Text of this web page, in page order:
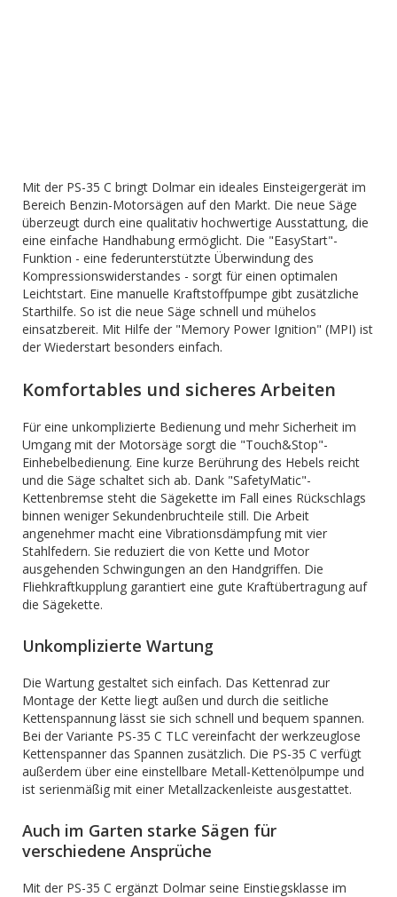
Mit der PS-35 C bringt Dolmar ein ideales Einsteigergerät im
Bereich Benzin-Motorsägen auf den Markt. Die neue Säge
überzeugt durch eine qualitativ hochwertige Ausstattung, die
eine einfache Handhabung ermöglicht. Die "EasyStart"-
Funktion - eine federunterstützte Überwindung des
Kompressionswiderstandes - sorgt für einen optimalen
Leichtstart. Eine manuelle Kraftstoffpumpe gibt zusätzliche
Starthilfe. So ist die neue Säge schnell und mühelos
einsatzbereit. Mit Hilfe der "Memory Power Ignition" (MPI) ist
der Wiederstart besonders einfach.
Komfortables und sicheres Arbeiten
Für eine unkomplizierte Bedienung und mehr Sicherheit im
Umgang mit der Motorsäge sorgt die "Touch&Stop"-
Einhebelbedienung. Eine kurze Berührung des Hebels reicht
und die Säge schaltet sich ab. Dank "SafetyMatic"-
Kettenbremse steht die Sägekette im Fall eines Rückschlags
binnen weniger Sekundenbruchteile still. Die Arbeit
angenehmer macht eine Vibrationsdämpfung mit vier
Stahlfedern. Sie reduziert die von Kette und Motor
ausgehenden Schwingungen an den Handgriffen. Die
Fliehkraftkupplung garantiert eine gute Kraftübertragung auf
die Sägekette.
Unkomplizierte Wartung
Die Wartung gestaltet sich einfach. Das Kettenrad zur
Montage der Kette liegt außen und durch die seitliche
Kettenspannung lässt sie sich schnell und bequem spannen.
Bei der Variante PS-35 C TLC vereinfacht der werkzeuglose
Kettenspanner das Spannen zusätzlich. Die PS-35 C verfügt
außerdem über eine einstellbare Metall-Kettenölpumpe und
ist serienmäßig mit einer Metallzackenleiste ausgestattet.
Auch im Garten starke Sägen für
verschiedene Ansprüche
Mit der PS-35 C ergänzt Dolmar seine Einstiegsklasse im